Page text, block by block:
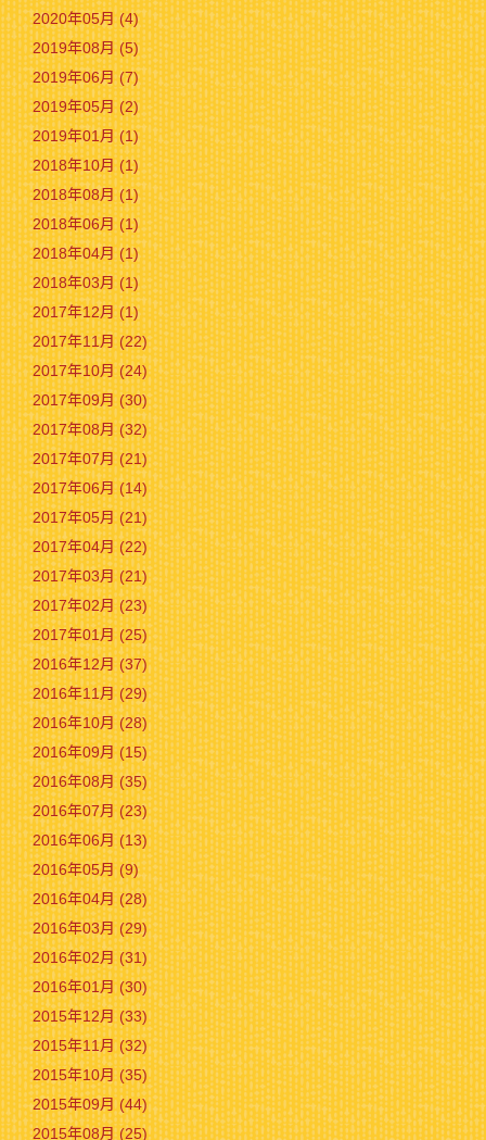
2020年05月 (4)
2019年08月 (5)
2019年06月 (7)
2019年05月 (2)
2019年01月 (1)
2018年10月 (1)
2018年08月 (1)
2018年06月 (1)
2018年04月 (1)
2018年03月 (1)
2017年12月 (1)
2017年11月 (22)
2017年10月 (24)
2017年09月 (30)
2017年08月 (32)
2017年07月 (21)
2017年06月 (14)
2017年05月 (21)
2017年04月 (22)
2017年03月 (21)
2017年02月 (23)
2017年01月 (25)
2016年12月 (37)
2016年11月 (29)
2016年10月 (28)
2016年09月 (15)
2016年08月 (35)
2016年07月 (23)
2016年06月 (13)
2016年05月 (9)
2016年04月 (28)
2016年03月 (29)
2016年02月 (31)
2016年01月 (30)
2015年12月 (33)
2015年11月 (32)
2015年10月 (35)
2015年09月 (44)
2015年08月 (25)